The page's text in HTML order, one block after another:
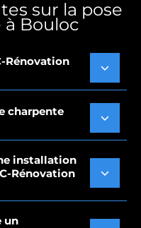
sur la pose
Bouloc
Rénovation
charpente
installation
Rénovation
un